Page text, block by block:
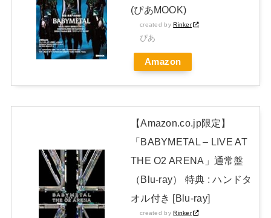
JAPAN EDITION)」着弾
【BABYMETAL】METAL FORTH DELUXE JAPAN EDITION
開封レビュー!
(ぴあMOOK)
created byRinker
ぴあ
Amazon
【Amazon.co.jp限定】
「BABYMETAL – LIVE AT
THE O2 ARENA」通常盤
（Blu-ray） 特典 : ハンドタ
オル付き [Blu-ray]
created byRinker